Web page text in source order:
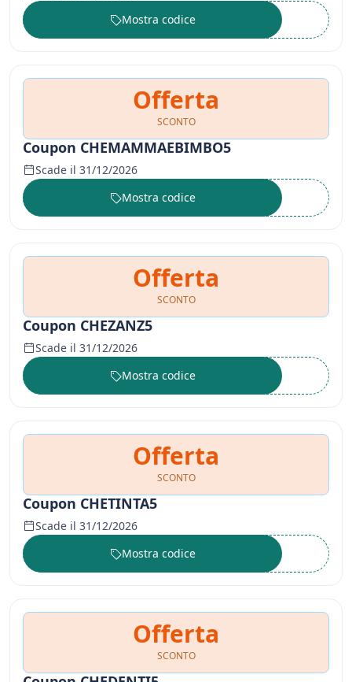
••••••
Mostra codice
Offerta
SCONTO
Coupon CHEMAMMAEBIMBO5
Scade il 31/12/2026
••••••
Mostra codice
Offerta
SCONTO
Coupon CHEZANZ5
Scade il 31/12/2026
••••••
Mostra codice
Offerta
SCONTO
Coupon CHETINTA5
Scade il 31/12/2026
••••••
Mostra codice
Offerta
SCONTO